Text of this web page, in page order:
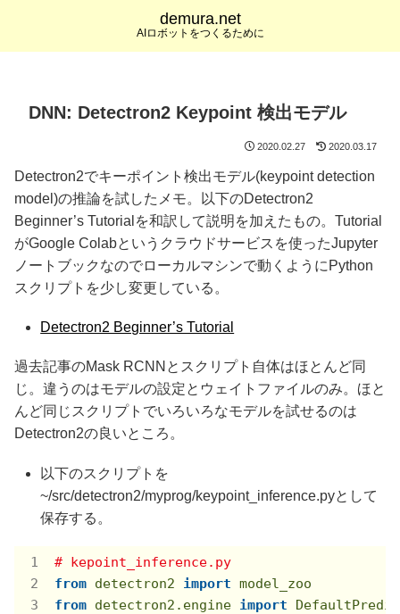
demura.net
AIロボットをつくるために
DNN: Detectron2 Keypoint 検出モデル
2020.02.27 2020.03.17
Detectron2でキーポイント検出モデル(keypoint detection
model)の推論を試したメモ。以下のDetectron2
Beginner’s Tutorialを和訳して説明を加えたもの。Tutorial
がGoogle Colabというクラウドサービスを使ったJupyter
ノートブックなのでローカルマシンで動くようにPython
スクリプトを少し変更している。
Detectron2 Beginner’s Tutorial
過去記事のMask RCNNとスクリプト自体はほとんど同
じ。違うのはモデルの設定とウェイトファイルのみ。ほと
んど同じスクリプトでいろいろなモデルを試せるのは
Detectron2の良いところ。
以下のスクリプトを
~/src/detectron2/myprog/keypoint_inference.pyとして
保存する。
# kepoint_inference.py
from detectron2 import
from detectron2.engine import